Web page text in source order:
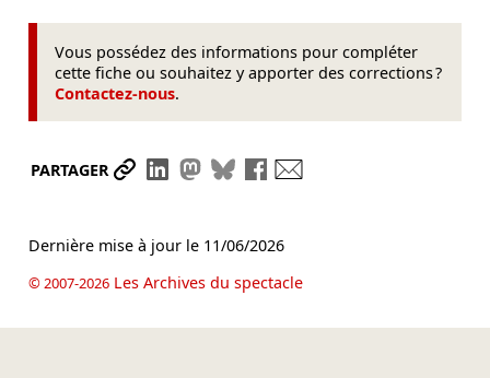
Vous possédez des informations pour compléter
cette fiche ou souhaitez y apporter des corrections ?
Contactez-nous.
PARTAGER Partager le lien
Partager sur LinkedIn
Partager sur Mastodon
Partager sur Bluesky
Partager sur Facebook
Dernière mise à jour le 11/06/2026
© 2007-2026Les Archives du spectacle